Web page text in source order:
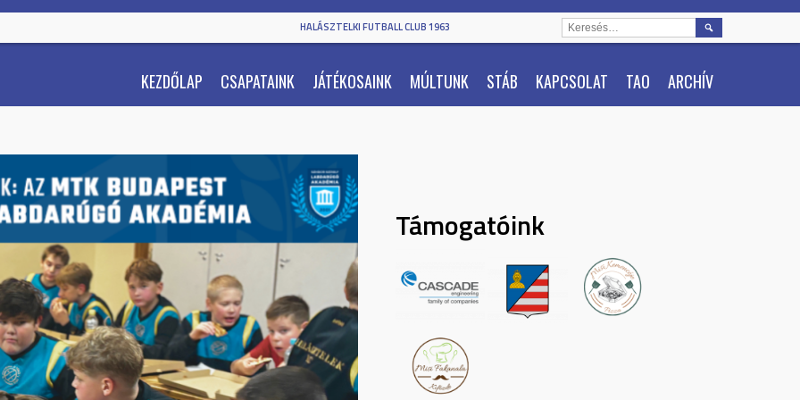
HALÁSZTELKI FUTBALL CLUB 1963
KEZDŐLAP CSAPATAINK JÁTÉKOSAINK MÚLTUNK STÁB KAPCSOLAT TAO ARCHÍV
KERESÉS:
Támogatóink